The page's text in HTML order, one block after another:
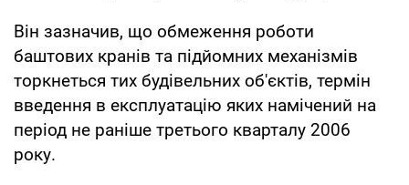
Він зазначив, що обмеження роботи
баштових кранів та підйомних механізмів
торкнеться тих будівельних об'єктів, термін
введення в експлуатацію яких намічений на
період не раніше третього кварталу 2006
року.